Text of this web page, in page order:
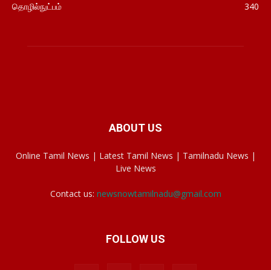
தொழில்நுட்பம்
340
ABOUT US
Online Tamil News | Latest Tamil News | Tamilnadu News |
Live News
Contact us: newsnowtamilnadu@gmail.com
FOLLOW US